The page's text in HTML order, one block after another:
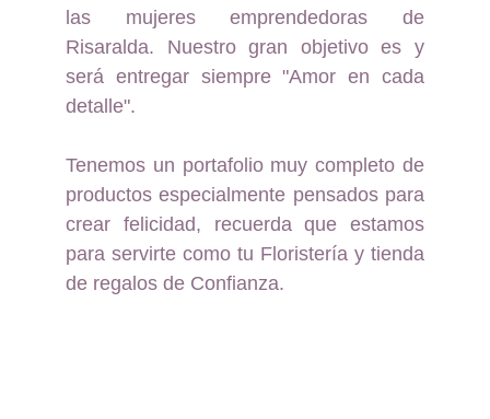
las mujeres emprendedoras de
Risaralda. Nuestro gran objetivo es y
será entregar siempre "Amor en cada
detalle".
Tenemos un portafolio muy completo de
productos especialmente pensados para
crear felicidad, recuerda que estamos
para servirte como tu Floristería y tienda
de regalos de Confianza.